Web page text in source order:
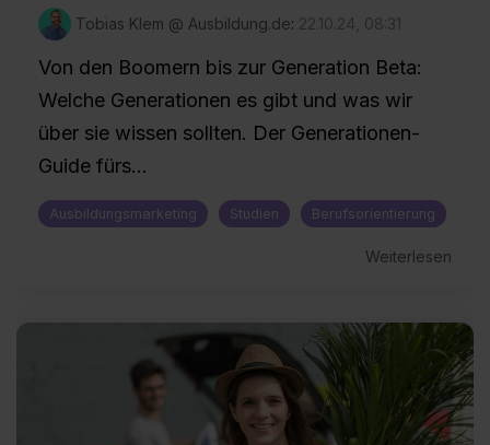
Tobias Klem @ Ausbildung.de: 22.10.24, 08:31
Von den Boomern bis zur Generation Beta:
Welche Generationen es gibt und was wir
über sie wissen sollten. Der Generationen-
Guide fürs...
Ausbildungsmarketing Studien Berufsorientierung
Weiterlesen